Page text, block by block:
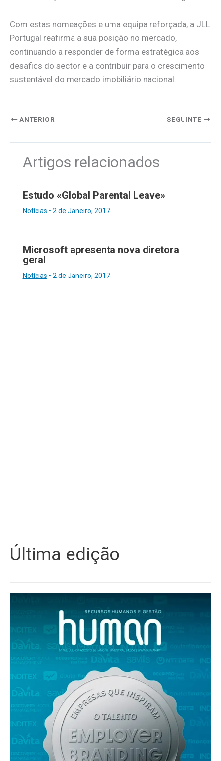
Com estas nomeações e uma equipa reforçada, a JLL
Portugal reafirma a sua posição no mercado,
continuando a responder de forma estratégica aos
desafios do sector e a contribuir para o crescimento
sustentável do mercado imobiliário nacional.
ANTERIOR SEGUINTE
Artigos relacionados
Estudo «Global Parental Leave»
Notícias • 2 de Janeiro, 2017
Microsoft apresenta nova diretora
geral
Notícias • 2 de Janeiro, 2017
Última edição